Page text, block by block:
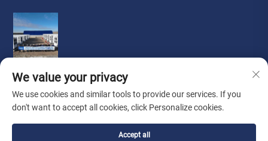
Urheberrecht © by Liaoning Sinotech Group Co., Ltd.
We value your privacy
We use cookies and similar tools to provide our services. If you
don't want to accept all cookies, click Personalize cookies.
Accept all